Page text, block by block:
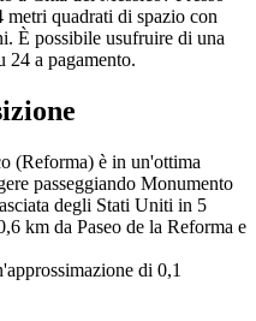
metri quadrati di spazio con
È possibile usufruire di una
24 a pagamento.
(Reforma) è in un'ottima
passeggiando Monumento
degli Stati Uniti in 5
km da Paseo de la Reforma e
di 0,1